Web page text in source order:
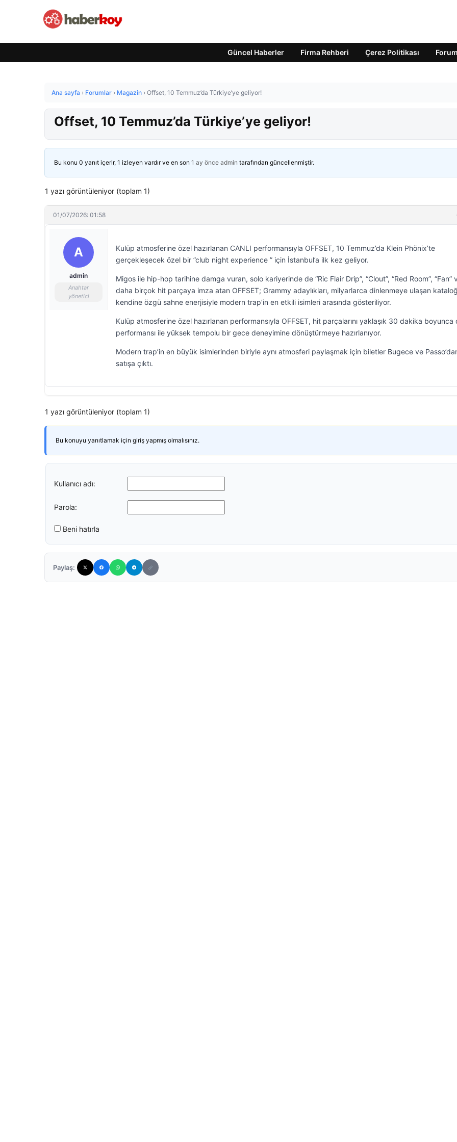
Güncel Haberler Firma Rehberi Çerez Politikası Forum
Ana sayfa › Forumlar › Magazin › Offset, 10 Temmuz’da Türkiye’ye geliyor!
Offset, 10 Temmuz’da Türkiye’ye geliyor!
Bu konu 0 yanıt içerir, 1 izleyen vardır ve en son 1 ay önce admin tarafından güncellenmiştir.
1 yazı görüntüleniyor (toplam 1)
01/07/2026: 01:58
A
admin
Anahtar
yönetici
Kulüp atmosferine özel hazırlanan CANLI performansıyla OFFSET, 10 Temmuz’da Klein Phönix’te
gerçekleşecek özel bir ”club night experience ” için İstanbul’a ilk kez geliyor.
Migos ile hip-hop tarihine damga vuran, solo kariyerinde de “Ric Flair Drip”, “Clout”, “Red Room”, “Fan”
daha birçok hit parçaya imza atan OFFSET; Grammy adaylıkları, milyarlarca dinlenmeye ulaşan
kendine özgü sahne enerjisiyle modern trap’in en etkili isimleri arasında gösteriliyor.
Kulüp atmosferine özel hazırlanan performansıyla OFFSET, hit parçalarını yaklaşık 30 dakika boyunca
performansı ile yüksek tempolu bir gece deneyimine dönüştürmeye hazırlanıyor.
Modern trap’in en büyük isimlerinden biriyle aynı atmosferi paylaşmak için biletler Bugece ve
satışa çıktı.
1 yazı görüntüleniyor (toplam 1)
Bu konuyu yanıtlamak için giriş yapmış olmalısınız.
Kullanıcı adı:
Parola:
Beni hatırla
Paylaş: